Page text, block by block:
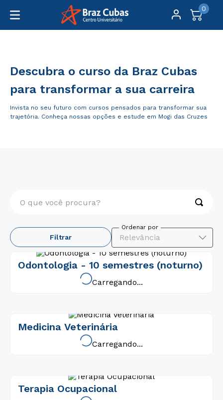
0
Descubra o curso da Braz Cubas
para transformar a sua carreira
Invista no seu futuro com cursos pensados para transformar sua
trajetória. Conheça nossas opções e estude em Mogi das Cruzes
Filtrar Relevância
Odontologia - 10 semestres (noturno)
Carregando...
Medicina Veterinária
Carregando...
Terapia Ocupacional